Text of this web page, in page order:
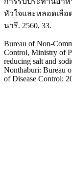
หัวใจและหลอดเลือ
นารี. 2560, 33.
Bureau of Non-
Control, Ministry of
reducing salt and
Nonthaburi: Bureau
of Disease Control;